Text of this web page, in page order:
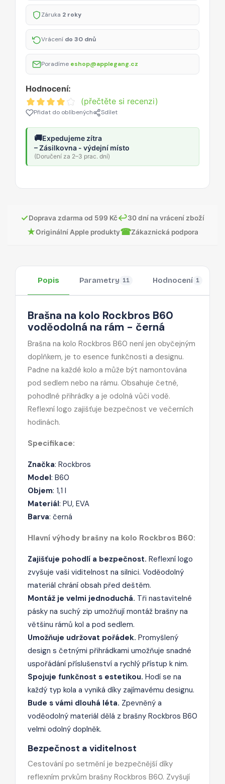
Záruka 2 roky
Vrácení do 30 dnů
Poradíme eshop@applegang.cz
Hodnocení:
(přečtěte si recenzi)
Přidat do oblíbených Sdílet
🚚Expedujeme zítra
– Zásilkovna - výdejní místo
(Doručení za 2–3 prac. dní)
✓Doprava zdarma od 599 Kč↩30 dní na vrácení zboží
★Originální Apple produkty☎Zákaznická podpora
Popis Parametry 11 Hodnocení 1
Brašna na kolo Rockbros B60
voděodolná na rám - černá
Brašna na kolo Rockbros B60 není jen obyčejným
doplňkem, je to esence funkčnosti a designu.
Padne na každé kolo a může být namontována
pod sedlem nebo na rámu. Obsahuje četné,
pohodlné přihrádky a je odolná vůči vodě.
Reflexní logo zajišťuje bezpečnost ve večerních
hodinách.
Specifikace:
Značka: Rockbros
Model: B60
Objem: 1,1 l
Materiál: PU, EVA
Barva: černá
Hlavní výhody brašny na kolo Rockbros B60:
Zajišťuje pohodlí a bezpečnost. Reflexní logo
zvyšuje vaši viditelnost na silnici. Voděodolný
materiál chrání obsah před deštěm.
Montáž je velmi jednoduchá. Tři nastavitelné
pásky na suchý zip umožňují montáž brašny na
většinu rámů kol a pod sedlem.
Umožňuje udržovat pořádek. Promyšlený
design s četnými přihrádkami umožňuje snadné
uspořádání příslušenství a rychlý přístup k nim.
Spojuje funkčnost s estetikou. Hodí se na
každý typ kola a vyniká díky zajímavému designu.
Bude s vámi dlouhá léta. Zpevněný a
voděodolný materiál dělá z brašny Rockbros B60
velmi odolný doplněk.
Bezpečnost a viditelnost
Cestování po setmění je bezpečnější díky
reflexním prvkům brašny Rockbros B60. Zvyšují